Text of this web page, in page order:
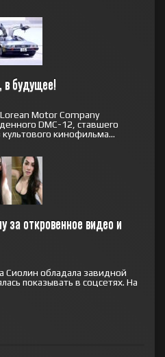
в будущее!
Motor Company
DMC-12, ставшего
кинофильма...
за откровенное видео и
Сиолин обладала завидной
показывать в соцсетях. На